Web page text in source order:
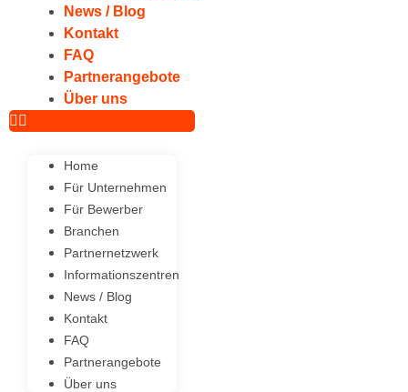
News / Blog
Kontakt
FAQ
Partnerangebote
Über uns
Home
Für Unternehmen
Für Bewerber
Branchen
Partnernetzwerk
Informationszentren
News / Blog
Kontakt
FAQ
Partnerangebote
Über uns